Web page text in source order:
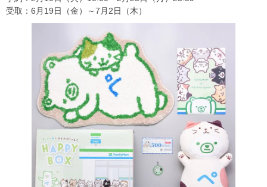
受取：6月19日（金）～7月2日（木）